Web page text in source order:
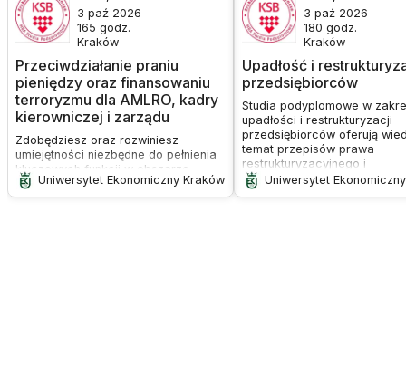
Przeciwdziałanie praniu
pieniędzy oraz finansowaniu
terroryzmu dla AMLRO, kadry
kierowniczej i zarządu
3 paź 2026
165 godz.
Kraków
Zdobędziesz oraz rozwiniesz
umiejętności niezbędne do pełnienia
kluczowych funkcji w obszarze
AML/CFT, w szczególności do
przygotowania, wdrożenia
Uniwersytet Ekonomiczny Kraków
Upadłość i
przedsiębiorców
3 paź 2026
180 godz.
Kraków
Studia podyplomowe w
upadłości i restrukturyzacji
przedsiębiorców oferują
temat przepisów prawa
restrukturyzacyjnego i
upadłościowego oraz
umiejętności w stosowaniu
Uniwersytet